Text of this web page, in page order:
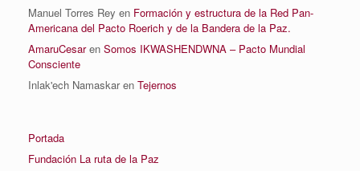
Manuel Torres Rey en Formación y estructura de la Red Pan-
Americana del Pacto Roerich y de la Bandera de la Paz.
AmaruCesaren Somos IKWASHENDWNA – Pacto Mundial
Consciente
Inlak'ech Namaskaren Tejernos
Portada
Fundación La ruta de la Paz